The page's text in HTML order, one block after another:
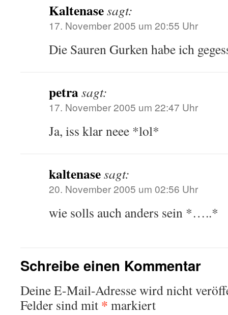
Kaltenasesagt:
17. November 2005 um 20:55 Uhr
Die Sauren Gurken habe ich
petrasagt:
17. November 2005 um 22:47 Uhr
Ja, iss klar neee *lol*
kaltenasesagt:
20. November 2005 um 02:56 Uhr
wie solls auch anders sein *…..*
Schreibe einen Kommentar
Deine E-Mail-Adresse wird nicht
Felder sind mit * markiert